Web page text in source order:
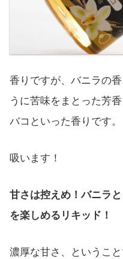
香りですが、バニラの
うに苦味をまとった芳
バコといった香りです。
吸います！
甘さは控えめ！バニラ
を楽しめるリキッド！
濃厚な甘さ、というこ